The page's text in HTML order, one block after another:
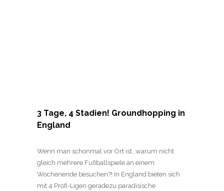
3 Tage, 4 Stadien! Groundhopping in
England
Wenn man schonmal vor Ort ist…warum nicht
gleich mehrere Fußballspiele an einem
Wochenende besuchen?! In England bieten sich
mit 4 Profi-Ligen geradezu paradisische